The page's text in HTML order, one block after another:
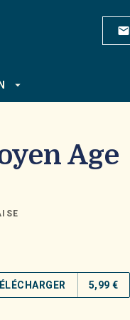
mail
arrow_drop_down
Age
5,99 €